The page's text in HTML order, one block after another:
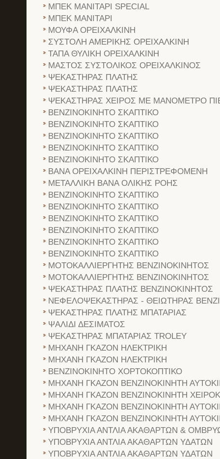
ΜΠΕΚ ΜΑΝΙΤΑΡΙ SPECIAL
ΜΠΕΚ ΜΑΝΙΤΑΡΙ
ΜΟΥΦΑ ΟΡΕΙΧΑΛΚΙΝΗ
ΣΥΣΤΟΛΗ ΑΜΕΡΙΚΗΣ ΟΡΕΙΧΑΛΚΙΝΗ
ΤΑΠΑ ΘΥΛΙΚΗ ΟΡΕΙΧΑΛΚΙΝΗ
ΜΑΣΤΟΣ ΣΥΣΤΟΛΙΚΟΣ ΟΡΕΙΧΑΛΚΙΝΟΣ
ΨΕΚΑΣΤΗΡΑΣ ΠΛΑΤΗΣ
ΨΕΚΑΣΤΗΡΑΣ ΠΛΑΤΗΣ
ΨΕΚΑΣΤΗΡΑΣ ΧΕΙΡΟΣ ΜΕ ΜΑΝΟΜΕΤΡΟ
ΒΕΝΖΙΝΟΚΙΝΗΤΟ ΣΚΑΠΤΙΚΟ
ΒΕΝΖΙΝΟΚΙΝΗΤΟ ΣΚΑΠΤΙΚΟ
ΒΕΝΖΙΝΟΚΙΝΗΤΟ ΣΚΑΠΤΙΚΟ
ΒΕΝΖΙΝΟΚΙΝΗΤΟ ΣΚΑΠΤΙΚΟ
ΒΕΝΖΙΝΟΚΙΝΗΤΟ ΣΚΑΠΤΙΚΟ
BANA OPEIXAΛKINH ΠEPIΣTPEΦOMENH
METAΛΛIKH BANA OΛIKHΣ POHΣ
ΒΕΝΖΙΝΟΚΙΝΗΤΟ ΣΚΑΠΤΙΚΟ
ΒΕΝΖΙΝΟΚΙΝΗΤΟ ΣΚΑΠΤΙΚΟ
ΒΕΝΖΙΝΟΚΙΝΗΤΟ ΣΚΑΠΤΙΚΟ
ΒΕΝΖΙΝΟΚΙΝΗΤΟ ΣΚΑΠΤΙΚΟ
ΒΕΝΖΙΝΟΚΙΝΗΤΟ ΣΚΑΠΤΙΚΟ
ΒΕΝΖΙΝΟΚΙΝΗΤΟ ΣΚΑΠΤΙΚΟ
ΜΟΤΟΚΑΛΛΙΕΡΓΗΤΗΣ ΒΕΝΖΙΝΟΚΙΝΗΤΟΣ
ΜΟΤΟΚΑΛΛΙΕΡΓΗΤΗΣ ΒΕΝΖΙΝΟΚΙΝΗΤΟΣ
ΨΕΚΑΣΤΗΡΑΣ ΠΛΑΤΗΣ ΒΕΝΖΙΝΟΚΙΝΗΤΟΣ
ΝΕΦΕΛΟΨΕΚΑΣΤΗΡΑΣ - ΘΕΙΩΤΗΡΑΣ
ΨΕΚΑΣΤΗΡΑΣ ΠΛΑΤΗΣ ΜΠΑΤΑΡΙΑΣ
ΨΑΛΙΔΙ ΔΕΣΙΜΑΤΟΣ
ΨΕΚΑΣΤΗΡΑΣ ΜΠΑΤΑΡΙΑΣ TROLEY
ΜΗΧΑΝΗ ΓΚΑΖΟΝ ΗΛΕΚΤΡΙΚΗ
ΜΗΧΑΝΗ ΓΚΑΖΟΝ ΗΛΕΚΤΡΙΚΗ
ΒΕΝΖΙΝΟΚΙΝΗΤΟ ΧΟΡΤΟΚΟΠΤΙΚΟ
ΜΗΧΑΝΗ ΓΚΑΖΟΝ ΒΕΝΖΙΝΟΚΙΝΗΤΗ
ΜΗΧΑΝΗ ΓΚΑΖΟΝ ΒΕΝΖΙΝΟΚΙΝΗΤΗ
ΜΗΧΑΝΗ ΓΚΑΖΟΝ ΒΕΝΖΙΝΟΚΙΝΗΤΗ
ΜΗΧΑΝΗ ΓΚΑΖΟΝ ΒΕΝΖΙΝΟΚΙΝΗΤΗ
ΥΠΟΒΡΥΧΙΑ ΑΝΤΛΙΑ ΑΚΑΘΑΡΤΩΝ &
ΥΠΟΒΡΥΧΙΑ ΑΝΤΛΙΑ ΑΚΑΘΑΡΤΩΝ ΥΔΑΤΩΝ
ΥΠΟΒΡΥΧΙΑ ΑΝΤΛΙΑ ΑΚΑΘΑΡΤΩΝ ΥΔΑΤΩΝ